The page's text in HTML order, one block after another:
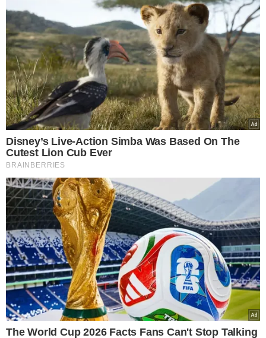
Reprodução/ Youtube